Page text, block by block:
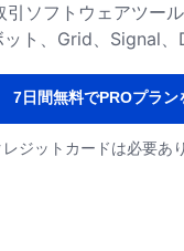
引ソフトウェアツー
ト、Grid、Signal、
7日間無料でPROプラン
レジットカードは必要あ